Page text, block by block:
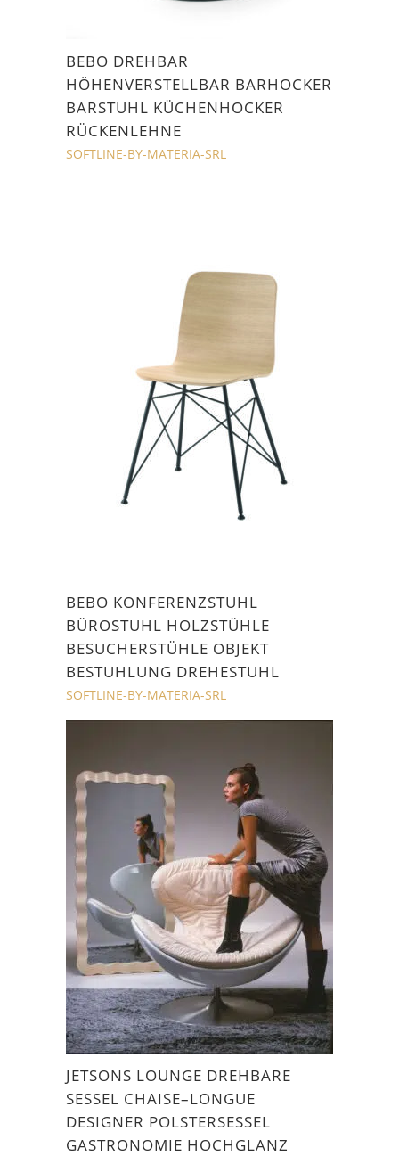
BEBO DREHBAR
HÖHENVERSTELLBAR BARHOCKER
BARSTUHL KÜCHENHOCKER
RÜCKENLEHNE
SOFTLINE-BY-MATERIA-SRL
BEBO KONFERENZSTUHL
BÜROSTUHL HOLZSTÜHLE
BESUCHERSTÜHLE OBJEKT
BESTUHLUNG DREHESTUHL
SOFTLINE-BY-MATERIA-SRL
JETSONS LOUNGE DREHBARE
SESSEL CHAISE–LONGUE
DESIGNER POLSTERSESSEL
GASTRONOMIE HOCHGLANZ